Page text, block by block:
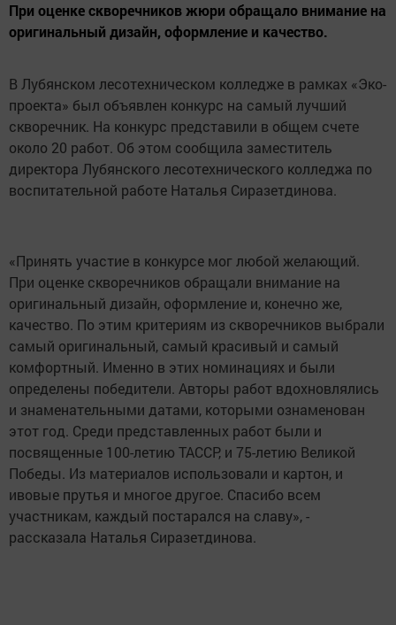
При оценке скворечников жюри обращало внимание на
оригинальный дизайн, оформление и качество.
В Лубянском лесотехническом колледже в рамках «Эко-
проекта» был объявлен конкурс на самый лучший
скворечник. На конкурс представили в общем счете
около 20 работ. Об этом сообщила заместитель
директора Лубянского лесотехнического колледжа по
воспитательной работе Наталья Сиразетдинова.
«Принять участие в конкурсе мог любой желающий.
При оценке скворечников обращали внимание на
оригинальный дизайн, оформление и, конечно же,
качество. По этим критериям из скворечников выбрали
самый оригинальный, самый красивый и самый
комфортный. Именно в этих номинациях и были
определены победители. Авторы работ вдохновлялись
и знаменательными датами, которыми ознаменован
этот год. Среди представленных работ были и
посвященные 100-летию ТАССР, и 75-летию Великой
Победы. Из материалов использовали и картон, и
ивовые прутья и многое другое. Спасибо всем
участникам, каждый постарался на славу», -
рассказала Наталья Сиразетдинова.